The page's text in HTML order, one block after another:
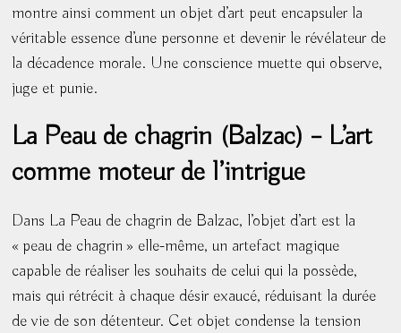
montre ainsi comment un objet d’art peut encapsuler la
véritable essence d’une personne et devenir le révélateur de
la décadence morale. Une conscience muette qui observe,
juge et punie.
La Peau de chagrin (Balzac) – L’art
comme moteur de l’intrigue
Dans La Peau de chagrin de Balzac, l’objet d’art est la
« peau de chagrin » elle-même, un artefact magique
capable de réaliser les souhaits de celui qui la possède,
mais qui rétrécit à chaque désir exaucé, réduisant la durée
de vie de son détenteur. Cet objet condense la tension